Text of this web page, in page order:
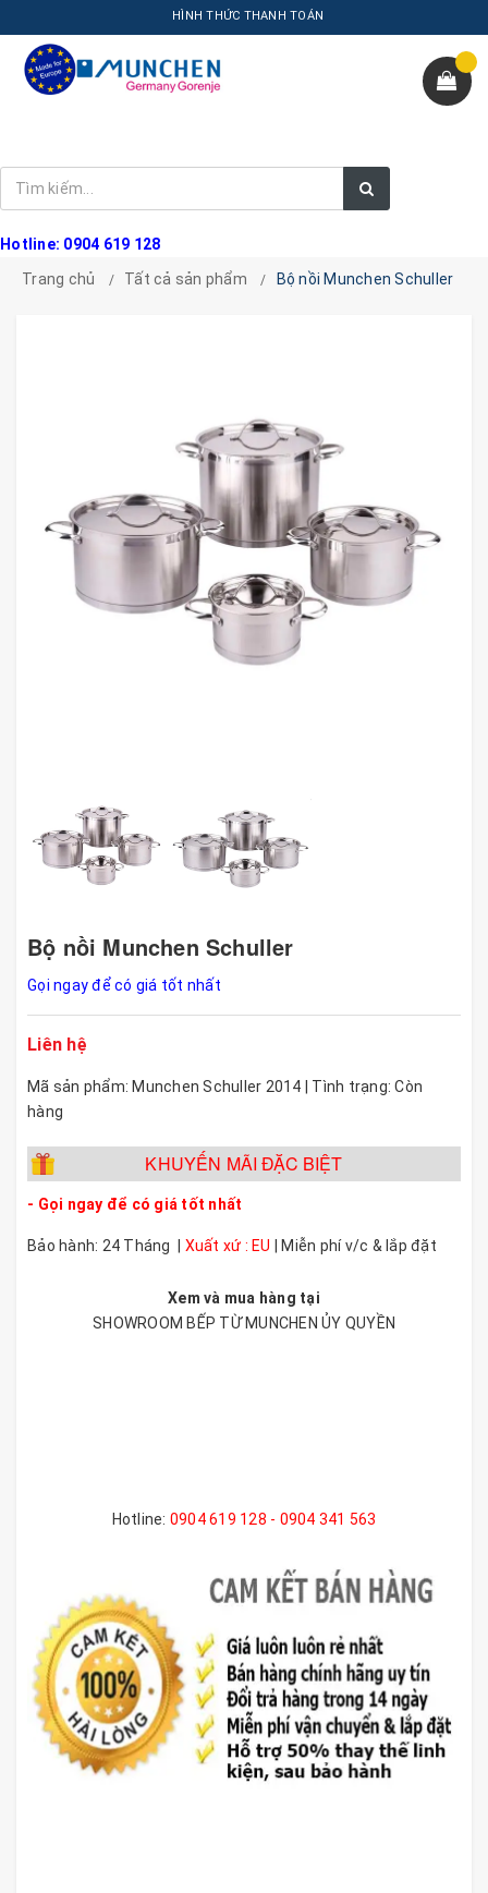
HÌNH THỨC THANH TOÁN
Hotline: 0904 619 128
Trang chủ
Tất cả sản phẩm Bộ nồi Munchen Schuller
Bộ nồi Munchen Schuller
Gọi ngay để có giá tốt nhất
Liên hệ
Mã sản phẩm: Munchen Schuller 2014 | Tình trạng: Còn
hàng
KHUYẾN MÃI ĐẶC BIỆT
- Gọi ngay để có giá tốt nhất
Bảo hành: 24 Tháng | Xuất xứ : EU | Miễn phí v/c & lắp đặt
Xem và mua hàng tại
SHOWROOM BẾP TỪ MUNCHEN ỦY QUYỀN
Hotline: 0904 619 128 - 0904 341 563